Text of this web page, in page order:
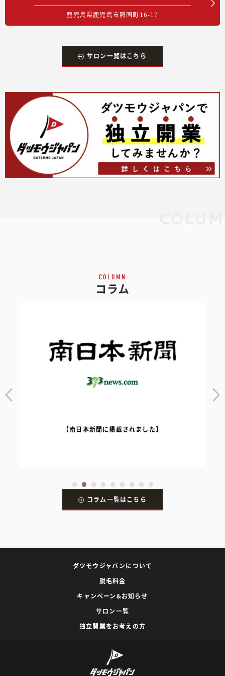
鹿児島県鹿児島市照国町16-17
サロン一覧はこちら
COLUMN
コラム
【南日本新聞に掲載されました】
コラム一覧はこちら
ダツモウジャパンについて
脱毛料金
キャンペーン&お知らせ
サロン一覧
独立開業をお考えの方